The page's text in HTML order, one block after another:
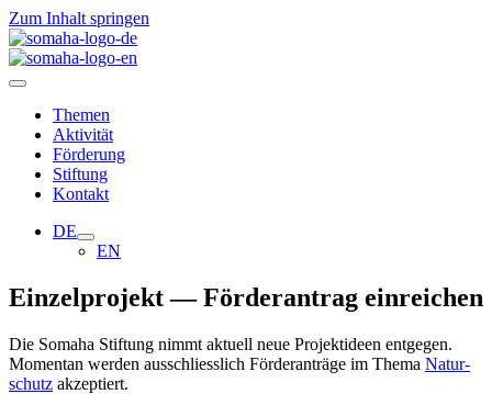
Zum Inhalt springen
Themen
Aktivität
Förderung
Stiftung
Kontakt
DE
EN
Einzelprojekt — Förderantrag einreichen
Die Somaha Stif­tung nimmt aktu­ell neue Pro­jekt­ideen ent­ge­gen.
Momen­tan wer­den aus­schliess­lich För­der­an­träge im Thema Natur­
schutz akzep­tiert.